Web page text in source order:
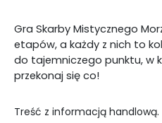
Gra Skarby Mistycznego
etapów, a każdy z nich to
do tajemniczego punktu, w
przekonaj się co!
Treść z informacją handlową.